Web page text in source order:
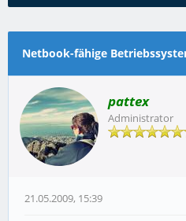
Netbook-fähige
pattex
Administrator
21.05.2009, 15:39